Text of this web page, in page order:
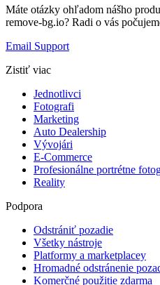
Máte otázky ohľadom nášho
remove-bg.io? Radi o vás
Email Support
Zistiť viac
Jednotlivci
Fotografi
Marketing
Auto Dealership
Vývojári
E-Commerce
Profesionálne portrétne
Reality
Podpora
Odstrániť pozadie
Všetky nástroje
Platformy a marketplacey
Hromadné odstránenie
Komerčné použitie zdarma